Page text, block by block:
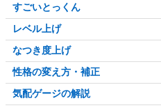
すごいとっくん
レベル上げ
なつき度上げ
性格の変え方・補正
気配ゲージの解説